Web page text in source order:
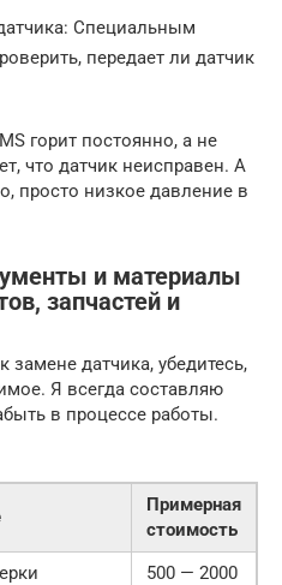
Специальным
передает ли датчик
горит постоянно, а не
что датчик неисправен. А
просто низкое давление в
и материалы
запчастей и
замене датчика, убедитесь,
Я всегда составляю
в процессе работы.
Примерная
стоимость
500 — 2000